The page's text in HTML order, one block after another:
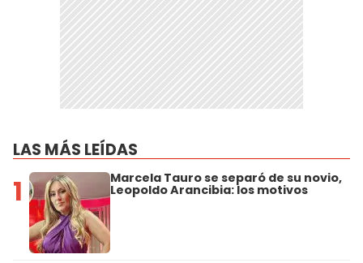
LAS MÁS LEÍDAS
1 Marcela Tauro se separó de su novio,
Leopoldo Arancibia: los motivos